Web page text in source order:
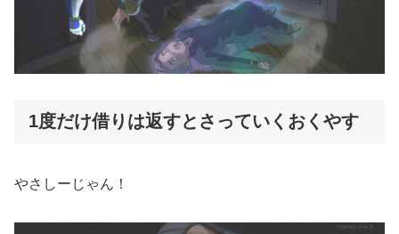
1度だけ借りは返すとさっていくおくやす
やさしーじゃん！